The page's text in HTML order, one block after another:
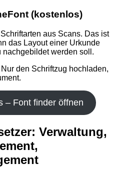
(kostenlos)
aus Scans. Das ist
das Layout einer Urkunde
werden soll.
Nur den Schriftzug hochladen,
– Font finder öffnen
Verwaltung,